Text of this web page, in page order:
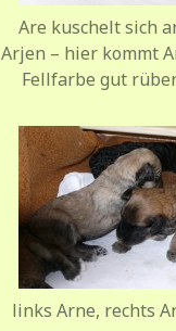
Are kuschelt sich
Arjen – hier kommt
Fellfarbe gut
links Arne, rechts